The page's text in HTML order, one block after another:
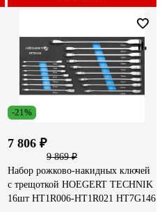
-21%
7 806 ₽
9 869 ₽
Набор рожково-накидных ключей
с трещоткой HOEGERT TECHNIK
16шт HT1R006-HT1R021 HT7G146